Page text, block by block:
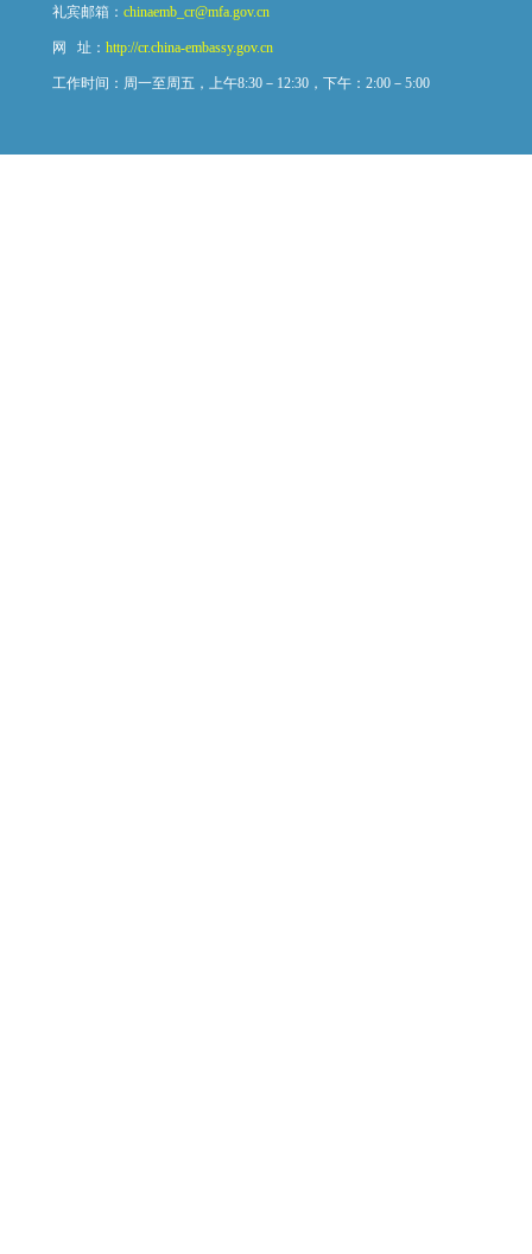
礼宾邮箱： chinaemb_cr@mfa.gov.cn
网 址： http://cr.china-embassy.gov.cn
工作时间：周一至周五，上午8:30－12:30，下午：2:00－5:00